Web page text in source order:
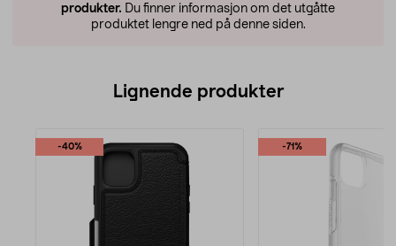
produkter. Du finner informasjon om det utgåtte
produktet lengre ned på denne siden.
Lignende produkter
-40% -71%